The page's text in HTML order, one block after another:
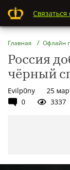
Связаться
Главная Офлайн
Россия
чёрный
Evilp0ny
25
0
3337